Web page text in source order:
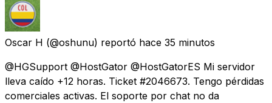
Oscar H (@oshunu) reportó hace 35 minutos
@HGSupport @HostGator @HostGatorES Mi servidor
lleva caído +12 horas. Ticket #2046673. Tengo pérdidas
comerciales activas. El soporte por chat no da